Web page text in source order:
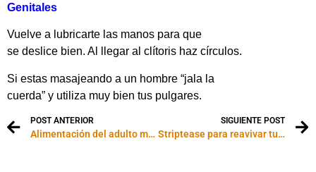
Genitales
Vuelve a lubricarte las manos para que
se deslice bien. Al llegar al clítoris haz círculos.
Si estas masajeando a un hombre “jala la
cuerda” y utiliza muy bien tus pulgares.
POST ANTERIOR
Alimentación del adulto mayor
SIGUIENTE POST
Striptease para reavivar tu pareja